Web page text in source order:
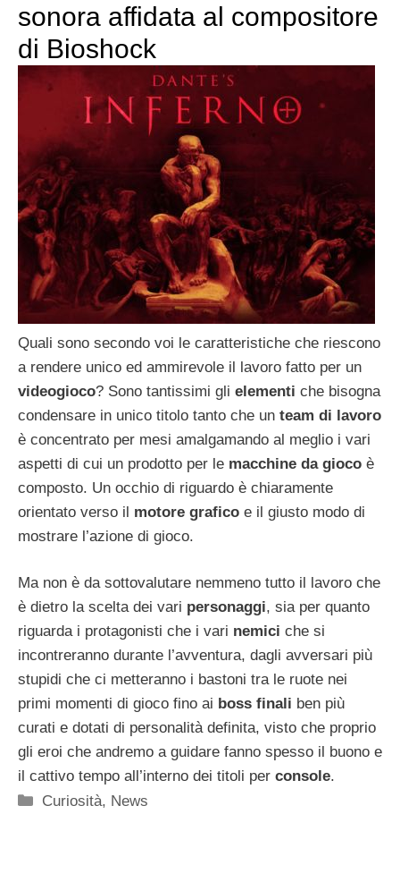
sonora affidata al compositore
di Bioshock
Quali sono secondo voi le caratteristiche che riescono
a rendere unico ed ammirevole il lavoro fatto per un
videogioco? Sono tantissimi gli elementi che bisogna
condensare in unico titolo tanto che un team di lavoro
è concentrato per mesi amalgamando al meglio i vari
aspetti di cui un prodotto per le macchine da gioco è
composto. Un occhio di riguardo è chiaramente
orientato verso il motore grafico e il giusto modo di
mostrare l’azione di gioco.
Ma non è da sottovalutare nemmeno tutto il lavoro che
è dietro la scelta dei vari personaggi, sia per quanto
riguarda i protagonisti che i vari nemici che si
incontreranno durante l’avventura, dagli avversari più
stupidi che ci metteranno i bastoni tra le ruote nei
primi momenti di gioco fino ai boss finali ben più
curati e dotati di personalità definita, visto che proprio
gli eroi che andremo a guidare fanno spesso il buono e
il cattivo tempo all’interno dei titoli per console.
Categorie
Curiosità, News